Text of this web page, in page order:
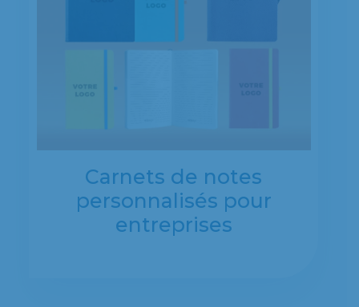
Carnets de notes
personnalisés pour
entreprises